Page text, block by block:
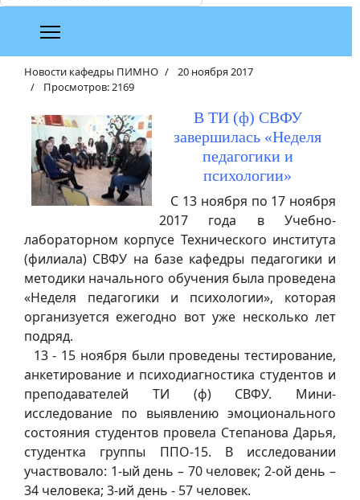
Новости кафедры ПИМНО
20 ноября 2017
Просмотров: 2169
В ТИ (ф) СВФУ
завершилась «Неделя
педагогики и
психологии»
С 13 ноября по 17 ноября
2017 года в Учебно-
лабораторном корпусе Технического института
(филиала) СВФУ на базе кафедры педагогики и
методики начального обучения была проведена
«Неделя педагогики и психологии», которая
организуется ежегодно вот уже несколько лет
подряд.
13 - 15 ноября были проведены тестирование,
анкетирование и психодиагностика студентов и
преподавателей ТИ (ф) СВФУ. Мини-
исследование по выявлению эмоционального
состояния студентов провела Степанова Дарья,
студентка группы ППО-15. В исследовании
участвовало: 1-ый день – 70 человек; 2-ой день –
34 человека; 3-ий день - 57 человек.